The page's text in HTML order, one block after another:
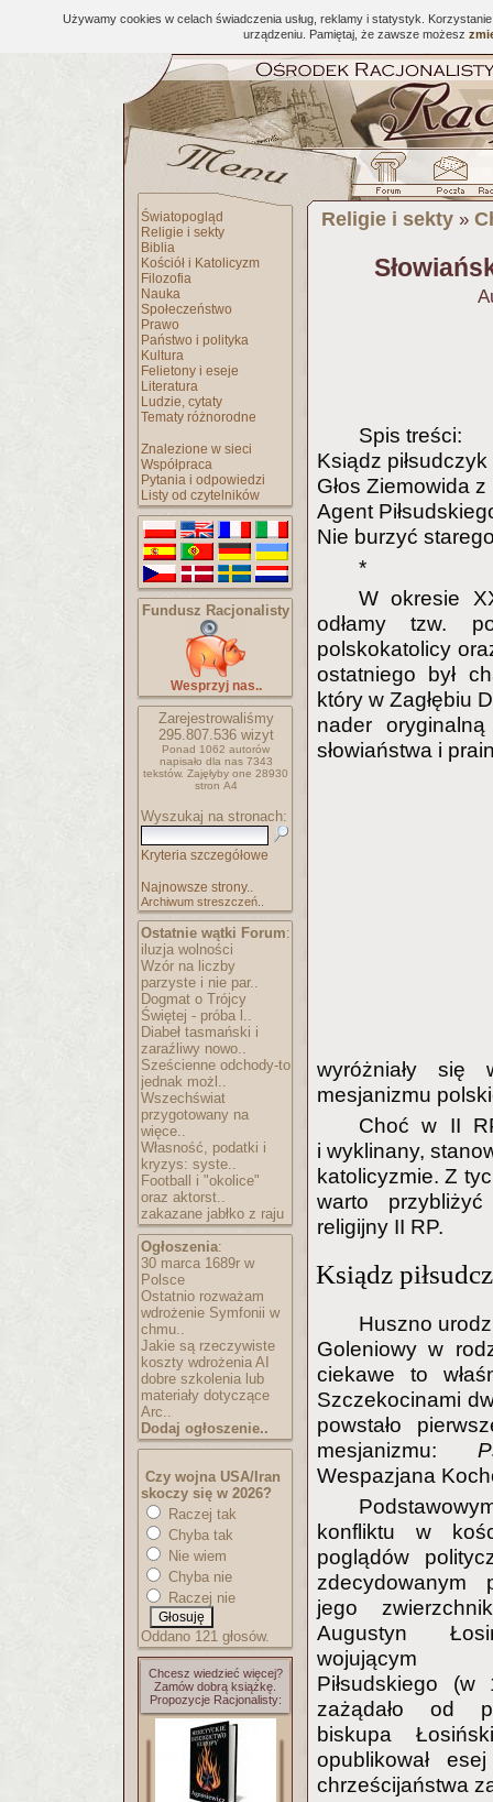
Używamy cookies w celach świadczenia usług, reklamy i statystyk.
urządzeniu. Pamiętaj, że zawsze możesz
Światopogląd
Religie i sekty
Biblia
Kościół i Katolicyzm
Filozofia
Nauka
Społeczeństwo
Prawo
Państwo i polityka
Kultura
Felietony i eseje
Literatura
Ludzie, cytaty
Tematy różnorodne
Znalezione w sieci
Współpraca
Pytania i odpowiedzi
Listy od czytelników
Fundusz Racjonalisty
Wesprzyj nas..
Zarejestrowaliśmy
295.807.536wizyt
Ponad 1062 autorów
napisało dla nas 7343
tekstów. Zajęłyby one 28930
stron A4
Wyszukaj na stronach:
Kryteria szczegółowe
Najnowsze strony..
Archiwum streszczeń..
Ostatnie wątki Forum:
iluzja wolności
Wzór na liczby
parzyste i nie par..
Dogmat o Trójcy
Świętej - próba l..
Diabeł tasmański i
zaraźliwy nowo..
Sześcienne odchody-to
jednak możl..
Wszechświat
przygotowany na
więce..
Własność, podatki i
kryzys: syste..
Football i "okolice"
oraz aktorst..
zakazane jabłko z raju
Ogłoszenia:
30 marca 1689r w
Polsce
Ostatnio rozważam
wdrożenie Symfonii w
chmu..
Jakie są rzeczywiste
koszty wdrożenia AI
dobre szkolenia lub
materiały dotyczące
Arc..
Dodaj ogłoszenie..
Czy wojna USA/Iran
skoczy się w 2026?
Raczej tak
Chyba tak
Nie wiem
Chyba nie
Raczej nie
Oddano 121 głosów.
Chcesz wiedzieć więcej?
Zamów dobrą książkę.
Propozycje Racjonalisty:
Religie i sekty »
Spis treści:
Ksiądz
Głos Ziemowida
Agent
Nie burzyć
*
W okresie
odłamy tzw.
polskokatolicy
ostatniego był
który w Zagłębiu
nader
słowiaństwa i
wyróżniały się
mesjanizmu
Choć w II
i wyklinany,
katolicyzmie. Z
warto
religijny II RP.
Ksiądz
Huszno
Goleniowy w
ciekawe to
Szczekocinami
powstało
mesjanizmu:
Wespazjana
konfliktu w
poglądów
zdecydowanym
jego
Augustyn
wojującym
Piłsudskiego
zażądało od
biskupa
opublikował
chrześcijaństwa